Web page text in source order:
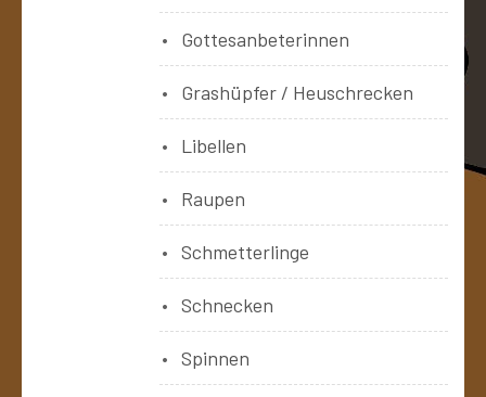
Gottesanbeterinnen
Grashüpfer / Heuschrecken
Libellen
Raupen
Schmetterlinge
Schnecken
Spinnen